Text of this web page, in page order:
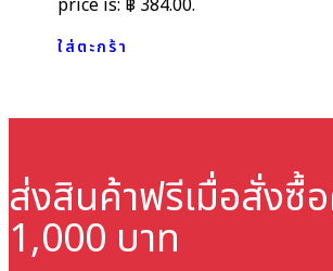
price is: ฿ 384.00.
ใส่ตะกร้า
ส่งสินค้าฟรีเมื่อสั่งซื้
1,000 บาท